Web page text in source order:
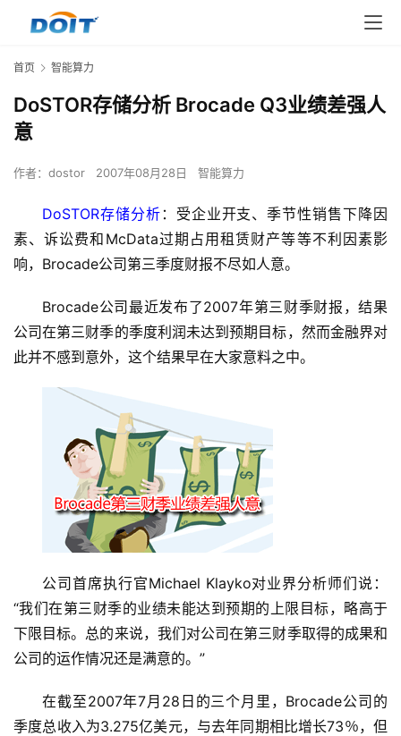
首页 智能算力
DoSTOR存储分析 Brocade Q3业绩差强人
意
作者： dostor 2007年08月28日 智能算力
DoSTOR存储分析 ：受企业开支、季节性销售下降因
素、诉讼费和McData过期占用租赁财产等等不利因素影
Brocade公司最近发布了2007年第三财季财报，结果
公司在第三财季的季度利润未达到预期目标，然而金融界对
公司首席执行官Michael Klayko对业界分析师们说：
“我们在第三财季的业绩未能达到预期的上限目标，略高于
下限目标。总的来说，我们对公司在第三财季取得的成果和
在截至2007年7月28日的三个月里，Brocade公司的
季度总收入为3.275亿美元，与去年同期相比增长73％，但